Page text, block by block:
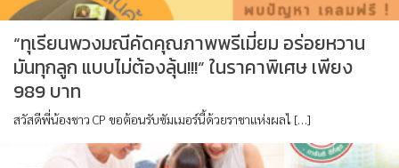
“ทุเรียนพวงมณีคัดคุณภาพพรีเมี่ยม อร่อยหวาน
มันทุกลูก แบบไม่ต้องลุ้น!!!” ในราคาพิเศษ เพียง
989 บาท
สวัสดีพี่น้องชาว CP ขอต้อนรับซัมเมอร์นี้ด้วยราชาแห่งผลไ […]